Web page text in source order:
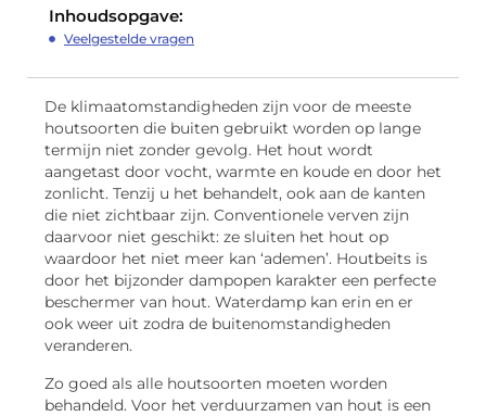
Inhoudsopgave:
Veelgestelde vragen
De klimaatomstandigheden zijn voor de meeste
houtsoorten die buiten gebruikt worden op lange
termijn niet zonder gevolg. Het hout wordt
aangetast door vocht, warmte en koude en door het
zonlicht. Tenzij u het behandelt, ook aan de kanten
die niet zichtbaar zijn. Conventionele verven zijn
daarvoor niet geschikt: ze sluiten het hout op
waardoor het niet meer kan ‘ademen’. Houtbeits is
door het bijzonder dampopen karakter een perfecte
beschermer van hout. Waterdamp kan erin en er
ook weer uit zodra de buitenomstandigheden
veranderen.
Zo goed als alle houtsoorten moeten worden
behandeld. Voor het verduurzamen van hout is een